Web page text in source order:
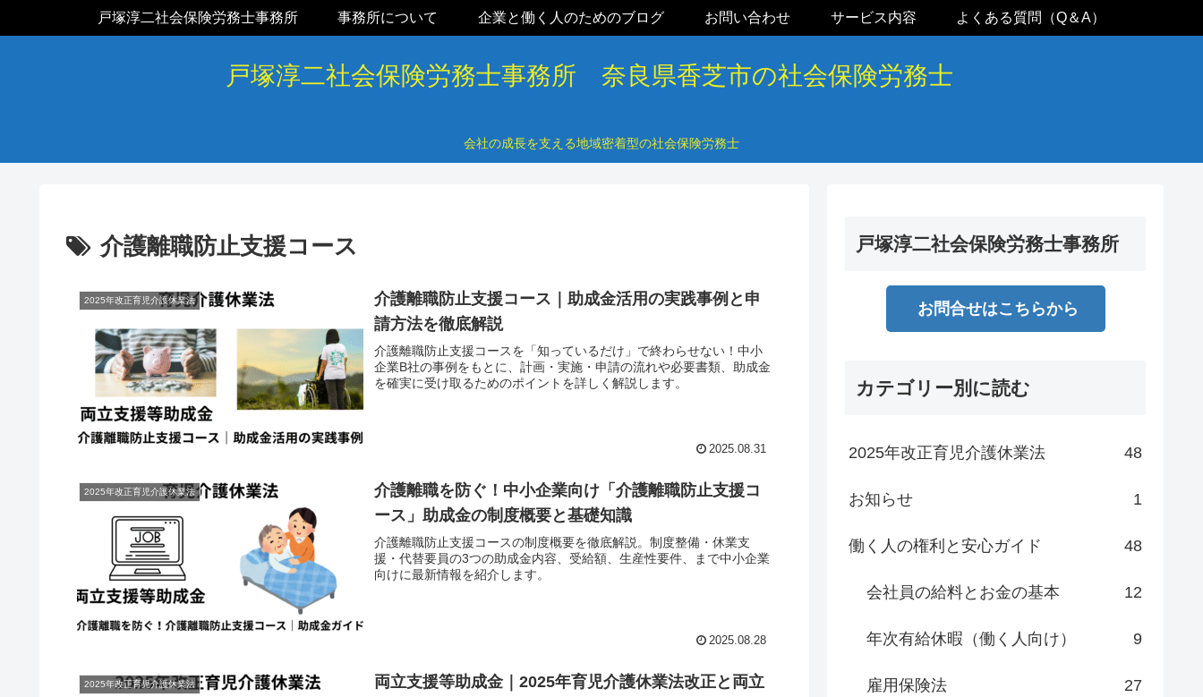
戸塚淳二社会保険労務士事務所 奈良県香芝市の社会保険労務士
会社の成長を支える地域密着型の社会保険労務士
戸塚淳二社会保険労務士事務所 事務所について 企業と働く人のためのブログ お問い合わせ サービス内容 よくある質問（Q＆A）
介護離職防止支援コース
2025年改正育児介護休業法
介護離職防止支援コース｜助成金活用の実践事例と申
請方法を徹底解説
介護離職防止支援コースを「知っているだけ」で終わらせない！中小
企業B社の事例をもとに、計画・実施・申請の流れや必要書類、助成金
を確実に受け取るためのポイントを詳しく解説します。
2025.08.31
2025年改正育児介護休業法
介護離職を防ぐ！中小企業向け「介護離職防止支援コ
ース」助成金の制度概要と基礎知識
介護離職防止支援コースの制度概要を徹底解説。制度整備・休業支
援・代替要員の3つの助成金内容、受給額、生産性要件、まで中小企業
向けに最新情報を紹介します。
2025.08.28
2025年改正育児介護休業法
両立支援等助成金｜2025年育児介護休業法改正と両立
戸塚淳二社会保険労務士事務所
お問合せはこちらから
カテゴリー別に読む
2025年改正育児介護休業法 48
お知らせ 1
働く人の権利と安心ガイド 48
会社員の給料とお金の基本 12
年次有給休暇（働く人向け） 9
雇用保険法 27